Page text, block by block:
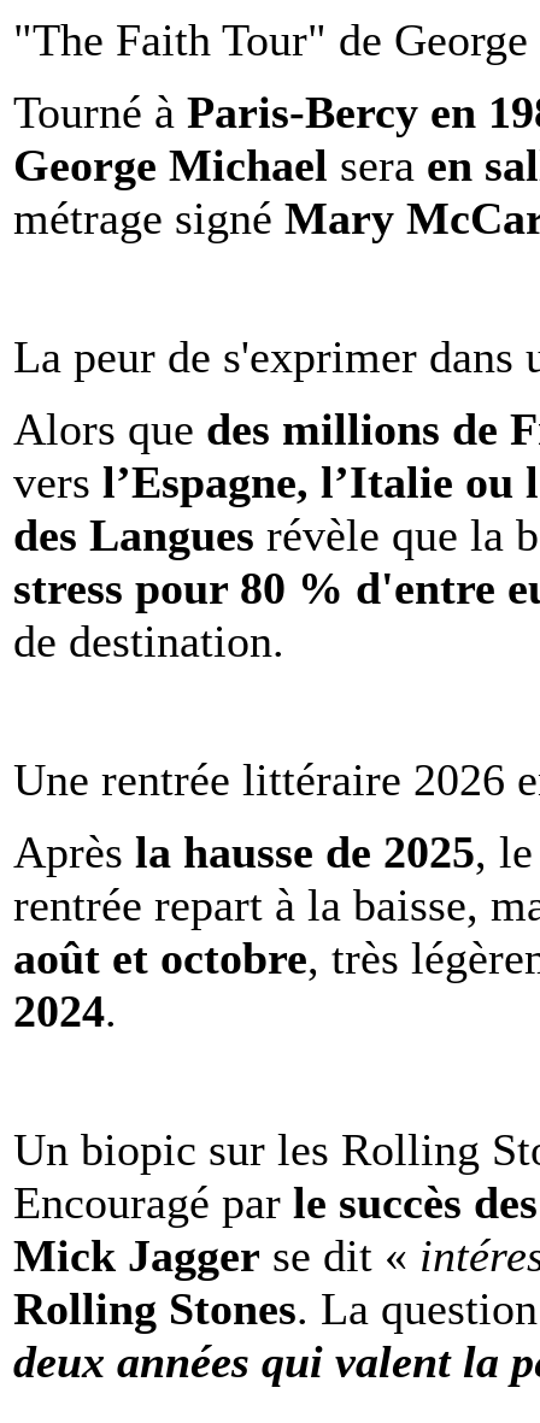
"The Faith Tour" de
Tourné à Paris-Bercy en
George Michael sera en
métrage signé Mary
La peur de s'exprimer dans
Alors que des millions de
vers l’Espagne, l’Italie ou
des Langues révèle que la
stress pour 80 % d'entre
de destination.
Une rentrée littéraire 2026
Après la hausse de 2025,
rentrée repart à la baisse,
août et octobre, très
2024.
Un biopic sur les Rolling
Encouragé par le succès
Mick Jagger se dit «
Rolling Stones. La
deux années qui valent la